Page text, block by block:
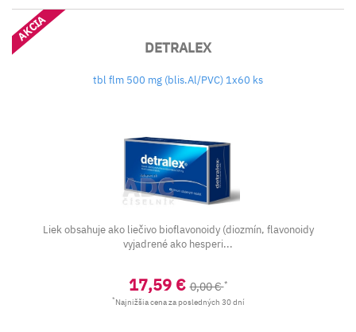
DETRALEX
tbl flm 500 mg (blis.Al/PVC) 1x60 ks
AKCIA
Liek obsahuje ako liečivo bioflavonoidy (diozmín, flavonoidy
vyjadrené ako hesperi...
17,59 €0,00 €*
* Najnižšia cena za posledných 30 dní